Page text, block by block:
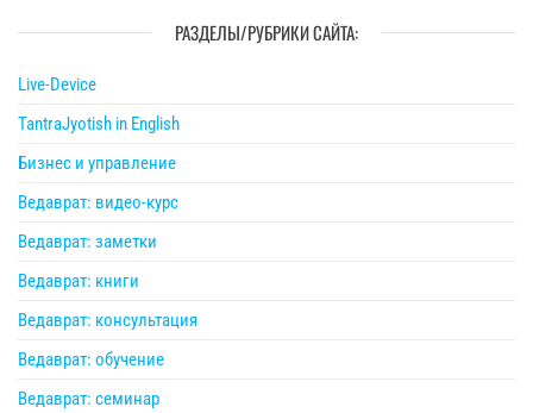
РАЗДЕЛЫ/РУБРИКИ САЙТА:
Live-Device
TantraJyotish in English
Бизнес и управление
Ведаврат: видео-курс
Ведаврат: заметки
Ведаврат: книги
Ведаврат: консультация
Ведаврат: обучение
Ведаврат: семинар